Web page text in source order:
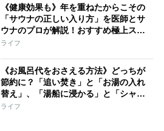
《健康効果も》年を重ねたからこその
「サウナの正しい入り方」を医師とサ
ウナのプロが解説！おすすめ極上スパ
＆サウナ4選も
ライフ
《お風呂代をおさえる方法》どっちが
節約に？「追い焚き」と「お湯の入れ
替え」、「湯船に浸かる」と「シャワ
ーだけ」
ライフ